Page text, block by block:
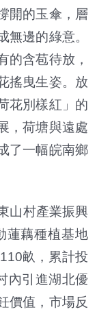
開的玉傘，層
無邊的綠意。
的含苞待放，
搖曳生姿。放
花別樣紅」的
，荷塘與遠處
了一幅皖南鄉
山村產業振興
蓮藕種植基地
畝，累計投
內引進湖北優
價值，市場反